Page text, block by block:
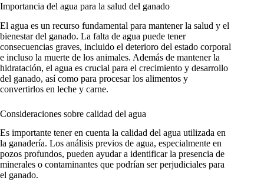
Importancia del agua para la salud del ganado
El agua es un recurso fundamental para mantener la salud y el
bienestar del ganado. La falta de agua puede tener
consecuencias graves, incluido el deterioro del estado corporal
e incluso la muerte de los animales. Además de mantener la
hidratación, el agua es crucial para el crecimiento y desarrollo
del ganado, así como para procesar los alimentos y
convertirlos en leche y carne.
Consideraciones sobre calidad del agua
Es importante tener en cuenta la calidad del agua utilizada en
la ganadería. Los análisis previos de agua, especialmente en
pozos profundos, pueden ayudar a identificar la presencia de
minerales o contaminantes que podrían ser perjudiciales para
el ganado.